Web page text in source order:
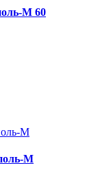
М 60
М